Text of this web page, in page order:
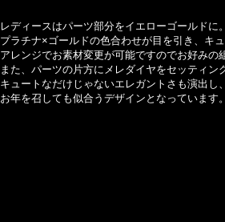
レディースはパーツ部分をイエローゴールドに。
プラチナ×ゴールドの色合わせが目を引き、キュ
アレンジでお素材変更が可能ですのでお好みの
また、パーツの片方にメレダイヤをセッティン
キュートなだけじゃないエレガントさも演出し、
お年を召しても似合うデザインとなっています。